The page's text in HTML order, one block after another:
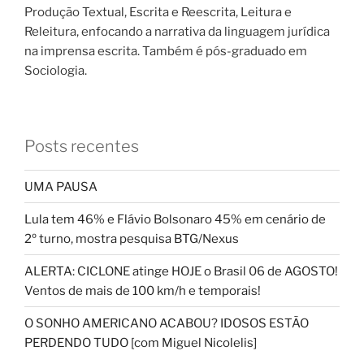
Produção Textual, Escrita e Reescrita, Leitura e
Releitura, enfocando a narrativa da linguagem jurídica
na imprensa escrita. Também é pós-graduado em
Sociologia.
Posts recentes
UMA PAUSA
Lula tem 46% e Flávio Bolsonaro 45% em cenário de
2º turno, mostra pesquisa BTG/Nexus
ALERTA: CICLONE atinge HOJE o Brasil 06 de AGOSTO!
Ventos de mais de 100 km/h e temporais!
O SONHO AMERICANO ACABOU? IDOSOS ESTÃO
PERDENDO TUDO [com Miguel Nicolelis]